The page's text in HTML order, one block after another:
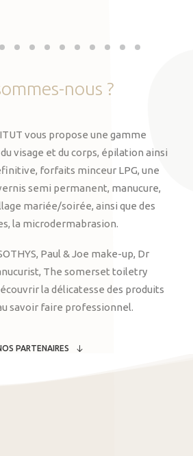
nous ?
vous propose une gamme
visage et du corps, épilation ainsi
forfaits minceur LPG, une
semi permanent, manucure,
mariée/soirée, ainsi que des
la microdermabrasion.
Paul & Joe make-up, Dr
The somerset toiletry
la délicatesse des produits
savoir faire professionnel.
PARTENAIRES